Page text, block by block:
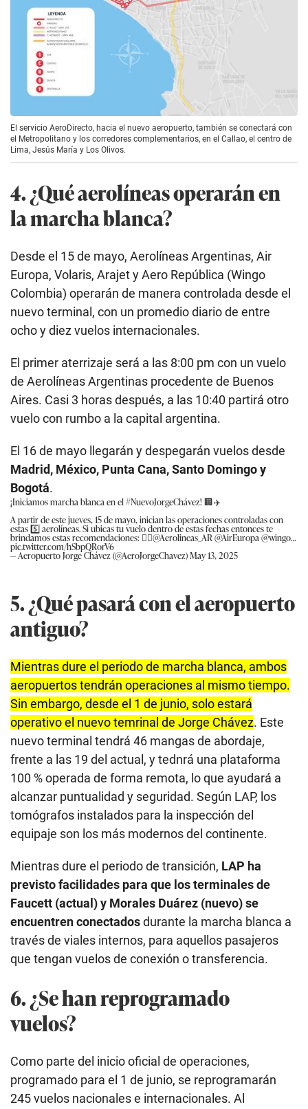
El servicio AeroDirecto, hacia el nuevo aeropuerto, también se conectará con
el Metropolitano y los corredores complementarios, en el Callao, el centro de
Lima, Jesús María y Los Olivos.
4. ¿Qué aerolíneas operarán en
la marcha blanca?
Desde el 15 de mayo, Aerolíneas Argentinas, Air
Europa, Volaris, Arajet y Aero República (Wingo
Colombia) operarán de manera controlada desde el
nuevo terminal, con un promedio diario de entre
ocho y diez vuelos internacionales.
El primer aterrizaje será a las 8:00 pm con un vuelo
de Aerolíneas Argentinas procedente de Buenos
Aires. Casi 3 horas después, a las 10:40 partirá otro
vuelo con rumbo a la capital argentina.
El 16 de mayo llegarán y despegarán vuelos desde
Madrid, México, Punta Cana, Santo Domingo y
Bogotá.
¡Iniciamos marcha blanca en el#NuevoJorgeChávez! 🏢✈️
A partir de este jueves, 15 de mayo, inician las operaciones controladas con
estas 5️⃣ aerolíneas. Si ubicas tu vuelo dentro de estas fechas entonces te
brindamos estas recomendaciones: 👇🏻@Aerolineas_AR@AirEuropa@wingo…
pic.twitter.com/hSbpQRorV6
— Aeropuerto Jorge Chávez (@AeroJorgeChavez)May 13, 2025
5. ¿Qué pasará con el aeropuerto
antiguo?
Mientras dure el periodo de marcha blanca, ambos
aeropuertos tendrán operaciones al mismo tiempo.
Sin embargo, desde el 1 de junio, solo estará
operativo el nuevo temrinal de Jorge Chávez. Este
nuevo terminal tendrá 46 mangas de abordaje,
frente a las 19 del actual, y tednrá una plataforma
100 % operada de forma remota, lo que ayudará a
alcanzar puntualidad y seguridad. Según LAP, los
tomógrafos instalados para la inspección del
equipaje son los más modernos del continente.
Mientras dure el periodo de transición, LAP ha
previsto facilidades para que los terminales de
Faucett (actual) y Morales Duárez (nuevo) se
encuentren conectadosdurante la marcha blanca a
través de viales internos, para aquellos pasajeros
que tengan vuelos de conexión o transferencia.
6. ¿Se han reprogramado
vuelos?
Como parte del inicio oficial de operaciones,
programado para el 1 de junio, se reprogramarán
245 vuelos nacionales e internacionales. Al